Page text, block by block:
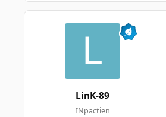
LinK-89
INpactien